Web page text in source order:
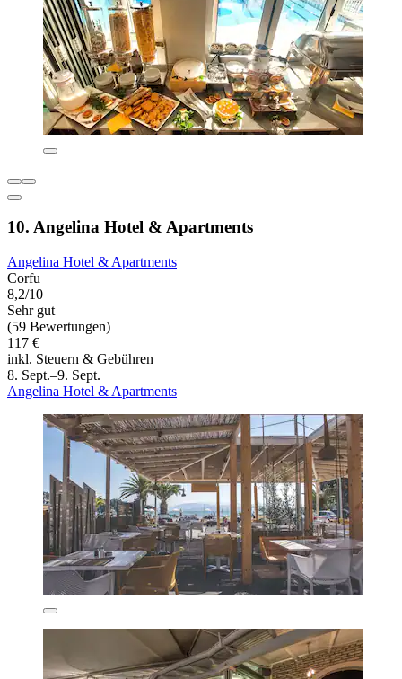
10. Angelina Hotel & Apartments
Angelina Hotel & Apartments
Corfu
8,2/10
Sehr gut
(59 Bewertungen)
117 €
inkl. Steuern & Gebühren
8. Sept.–9. Sept.
Angelina Hotel & Apartments